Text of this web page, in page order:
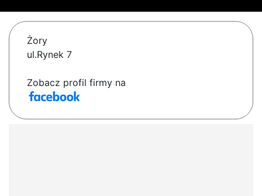
Żory
ul.Rynek 7
Zobacz profil firmy na